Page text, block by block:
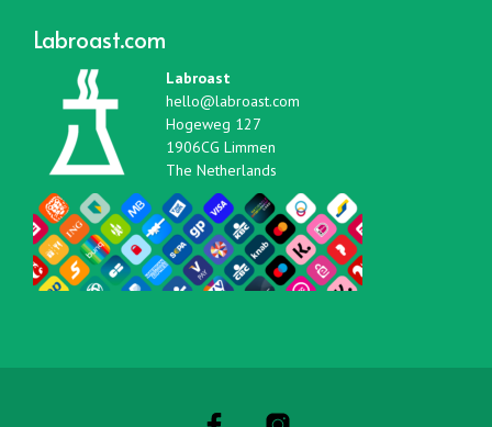
Labroast.com
Labroast
hello@labroast.com
Hogeweg 127
1906CG Limmen
The Netherlands